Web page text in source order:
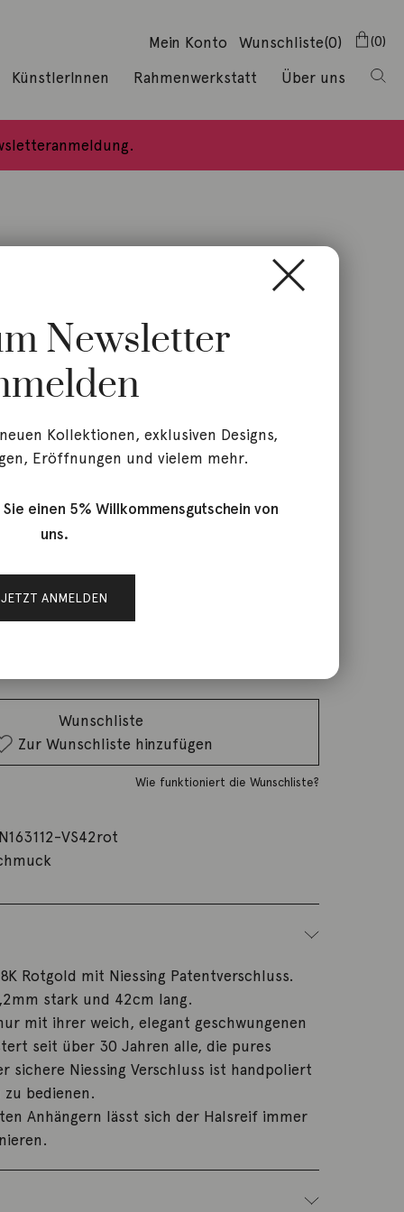
Mein Konto (0)
Wunschliste 0
KünstlerInnen Rahmenwerkstatt Über uns
Wunschliste
Zur Wunschliste hinzufügen
Wie funktioniert die Wunschliste?
N163112-VS42rot
Rotgold mit Niessing Patentverschluss.
stark und 42cm lang.
mit ihrer weich, elegant geschwungenen
seit über 30 Jahren alle, die pures
sichere Niessing Verschluss ist handpoliert
zu bedienen.
Anhängern lässt sich der Halsreif immer
Newsletter
Kollektionen, exklusiven Designs,
Eröffnungen und vielem mehr.
einen 5% Willkommensgutschein von
uns.
JETZT ANMELDEN